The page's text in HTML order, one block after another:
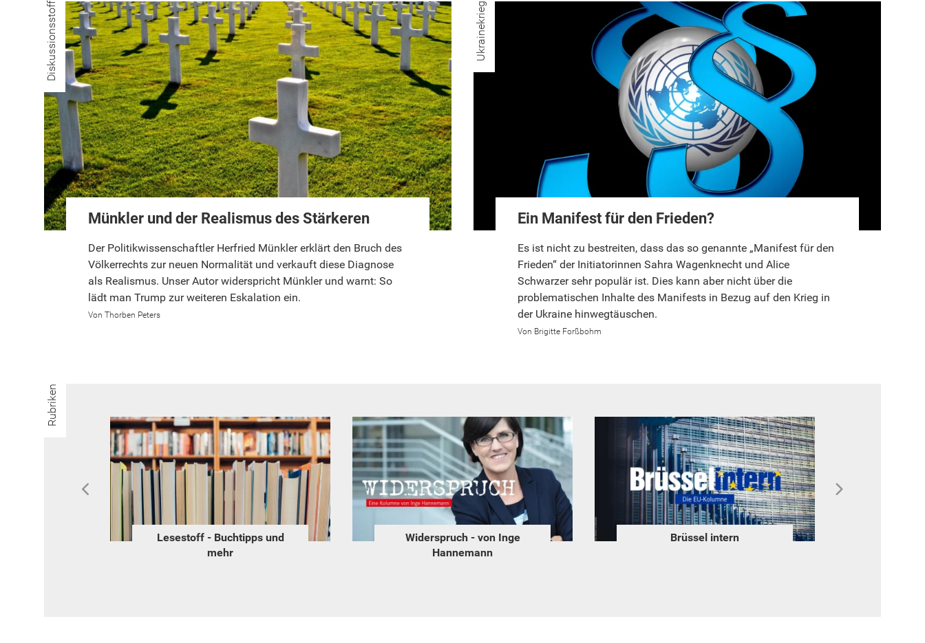
Diskussionsstoff
Münkler und der Realismus des Stärkeren
Der Politikwissenschaftler Herfried Münkler erklärt den Bruch des
Völkerrechts zur neuen Normalität und verkauft diese Diagnose
als Realismus. Unser Autor widerspricht Münkler und warnt: So
lädt man Trump zur weiteren Eskalation ein.
Thorben Peters
Ukrainekrieg
Ein Manifest für den Frieden?
Es ist nicht zu bestreiten, dass das so genannte „Manifest für den
Frieden“ der Initiatorinnen Sahra Wagenknecht und Alice
Schwarzer sehr populär ist. Dies kann aber nicht über die
problematischen Inhalte des Manifests in Bezug auf den Krieg in
der Ukraine hinwegtäuschen.
Brigitte Forßbohm
Rubriken
Lesestoff - Buchtipps und
mehr
Widerspruch - von Inge
Hannemann
Brüssel intern